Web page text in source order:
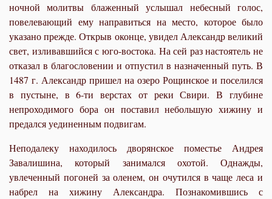
ночной молитвы блаженный услышал небесный голос,
повелевающий ему направиться на место, которое было
указано прежде. Открыв оконце, увидел Александр великий
свет, изливавшийся с юго-востока. На сей раз настоятель не
отказал в благословении и отпустил в назначенный путь. В
1487 г. Александр пришел на озеро Рощинское и поселился
в пустыне, в 6-ти верстах от реки Свири. В глубине
непроходимого бора он поставил небольшую хижину и
предался уединенным подвигам.
Неподалеку находилось дворянское поместье Андрея
Завалишина, который занимался охотой. Однажды,
увлеченный погоней за оленем, он очутился в чаще леса и
набрел на хижину Александра. Познакомившись с